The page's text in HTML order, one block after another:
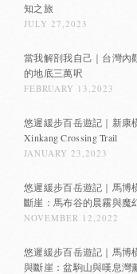
知之旅
JULY 27,2023
當我解剖我自己｜台灣內
的地底三萬呎
FEBRUARY 13,2023
悠遲緩步百岳遊記｜新康
Xinkang Crossing Trail
JANUARY 23,2023
悠遲緩步百岳遊記｜馬博
斷崖：馬布谷的晨霧與魔
NOVEMBER 12,2022
悠遲緩步百岳遊記｜馬博
與斷崖：盆駒山與嘆息灣